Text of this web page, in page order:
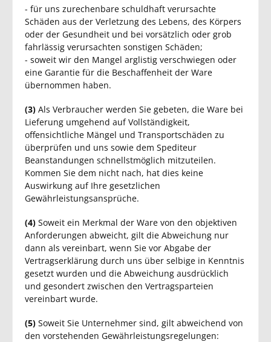
- für uns zurechenbare schuldhaft verursachte
Schäden aus der Verletzung des Lebens, des Körpers
oder der Gesundheit und bei vorsätzlich oder grob
fahrlässig verursachten sonstigen Schäden;
- soweit wir den Mangel arglistig verschwiegen oder
eine Garantie für die Beschaffenheit der Ware
übernommen haben.
(3) Als Verbraucher werden Sie gebeten, die Ware bei
Lieferung umgehend auf Vollständigkeit,
offensichtliche Mängel und Transportschäden zu
überprüfen und uns sowie dem Spediteur
Beanstandungen schnellstmöglich mitzuteilen.
Kommen Sie dem nicht nach, hat dies keine
Auswirkung auf Ihre gesetzlichen
Gewährleistungsansprüche.
(4) Soweit ein Merkmal der Ware von den objektiven
Anforderungen abweicht, gilt die Abweichung nur
dann als vereinbart, wenn Sie vor Abgabe der
Vertragserklärung durch uns über selbige in Kenntnis
gesetzt wurden und die Abweichung ausdrücklich
und gesondert zwischen den Vertragsparteien
vereinbart wurde.
(5) Soweit Sie Unternehmer sind, gilt abweichend von
den vorstehenden Gewährleistungsregelungen: